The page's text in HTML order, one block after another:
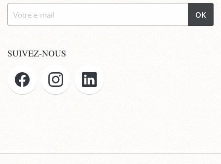
OK
SUIVEZ-NOUS